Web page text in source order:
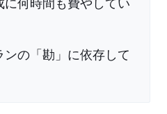
何時間も費やしてい
の「勘」に依存して